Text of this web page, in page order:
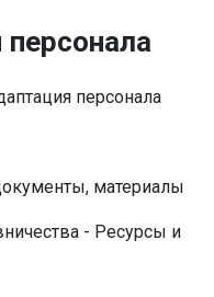
персонала
материалы
- Ресурсы и